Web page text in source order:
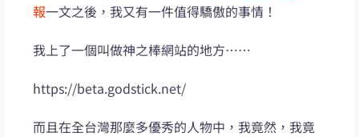
報一文之後，我又有一件值得驕傲的事情！
我上了一個叫做神之棒網站的地方……
https://beta.godstick.net/
而且在全台灣那麼多優秀的人物中，我竟然，我竟